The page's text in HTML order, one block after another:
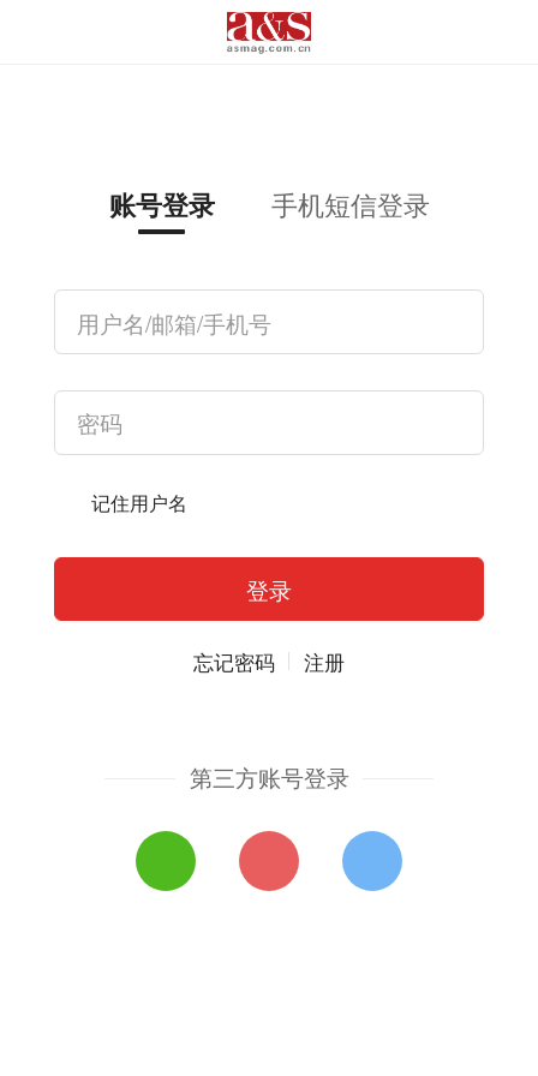
账号登录 手机短信登录
记住用户名
忘记密码 注册
第三方账号登录